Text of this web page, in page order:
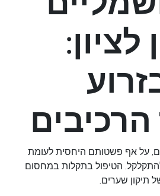
על אף פשטותם היחסית לעומת
הטיפול בתקלות במחסום
תיקון שערים.